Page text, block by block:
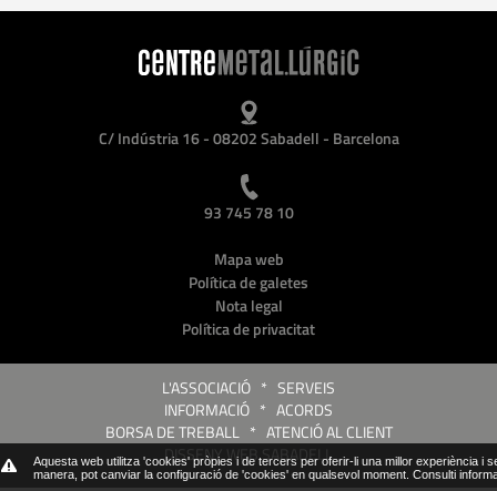
Aquesta web utilitza 'cookies' pròpies i de tercers per oferir-li una millor experiència
manera, pot canviar la configuració de 'cookies' en qualsevol moment. Consulti
C/ Indústria 16 - 08202 Sabadell - Barcelona
93 745 78 10
Mapa web
Política de galetes
Nota legal
Política de privacitat
L'ASSOCIACIÓ * SERVEIS
INFORMACIÓ * ACORDS
BORSA DE TREBALL* ATENCIÓ AL CLIENT
DISSENY WEB SABADELL